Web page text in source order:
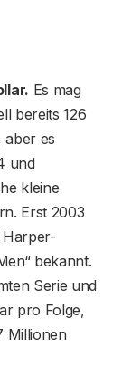
Es mag
bereits 126
aber es
und
kleine
Erst 2003
Harper-
bekannt.
Serie und
pro Folge,
Millionen